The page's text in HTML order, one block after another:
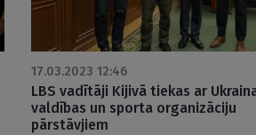
17.03.2023 12:46
LBS vadītāji Kijivā tiekas ar
valdības un sporta organizāciju
pārstāvjiem